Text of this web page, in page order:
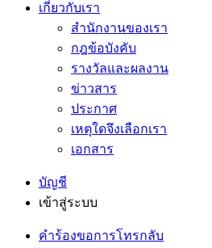
เกี่ยวกับเรา
สำนักงานของเรา
กฎข้อบังคับ
รางวัลและผลงาน
ข่าวสาร
ประกาศ
เหตุใดจึงเลือกเรา
เอกสาร
บัญชี
เข้าสู่ระบบ
คำร้องขอการโทรกลับ